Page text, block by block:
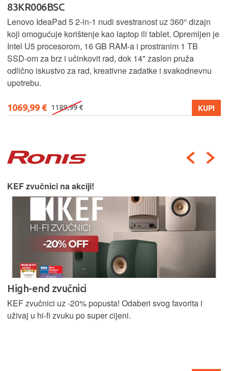
83KR006BSC
Lenovo IdeaPad 5 2‑in‑1 nudi svestranost uz 360° dizajn
koji omogućuje korištenje kao laptop ili tablet. Opremljen je
Intel U5 procesorom, 16 GB RAM-a i prostranim 1 TB
SSD‑om za brz i učinkovit rad, dok 14" zaslon pruža
odlično iskustvo za rad, kreativne zadatke i svakodnevnu
upotrebu.
1069,99 € 1189,99 € KUPI
KEF zvučnici na akciji!
High-end zvučnici
KEF zvučnici uz -20% popusta! Odaberi svog favorita i
uživaj u hi-fi zvuku po super cijeni.